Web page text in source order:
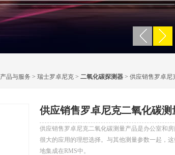
产品与服务 > 瑞士罗卓尼克 > 二氧化碳探测器 > 供应销售罗卓尼
供应销售罗卓尼克二氧化碳测
供应销售罗卓尼克二氧化碳测量产品是办公室和
很大的应用的理想选择。与其他测量参数一起，
地集成在RMS中。